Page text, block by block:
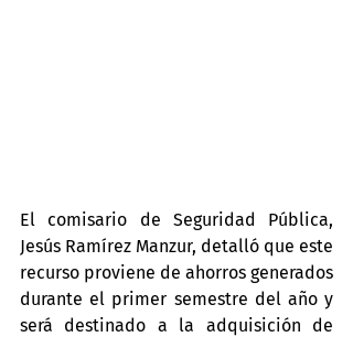
El comisario de Seguridad Pública,
Jesús Ramírez Manzur, detalló que este
recurso proviene de ahorros generados
durante el primer semestre del año y
será destinado a la adquisición de